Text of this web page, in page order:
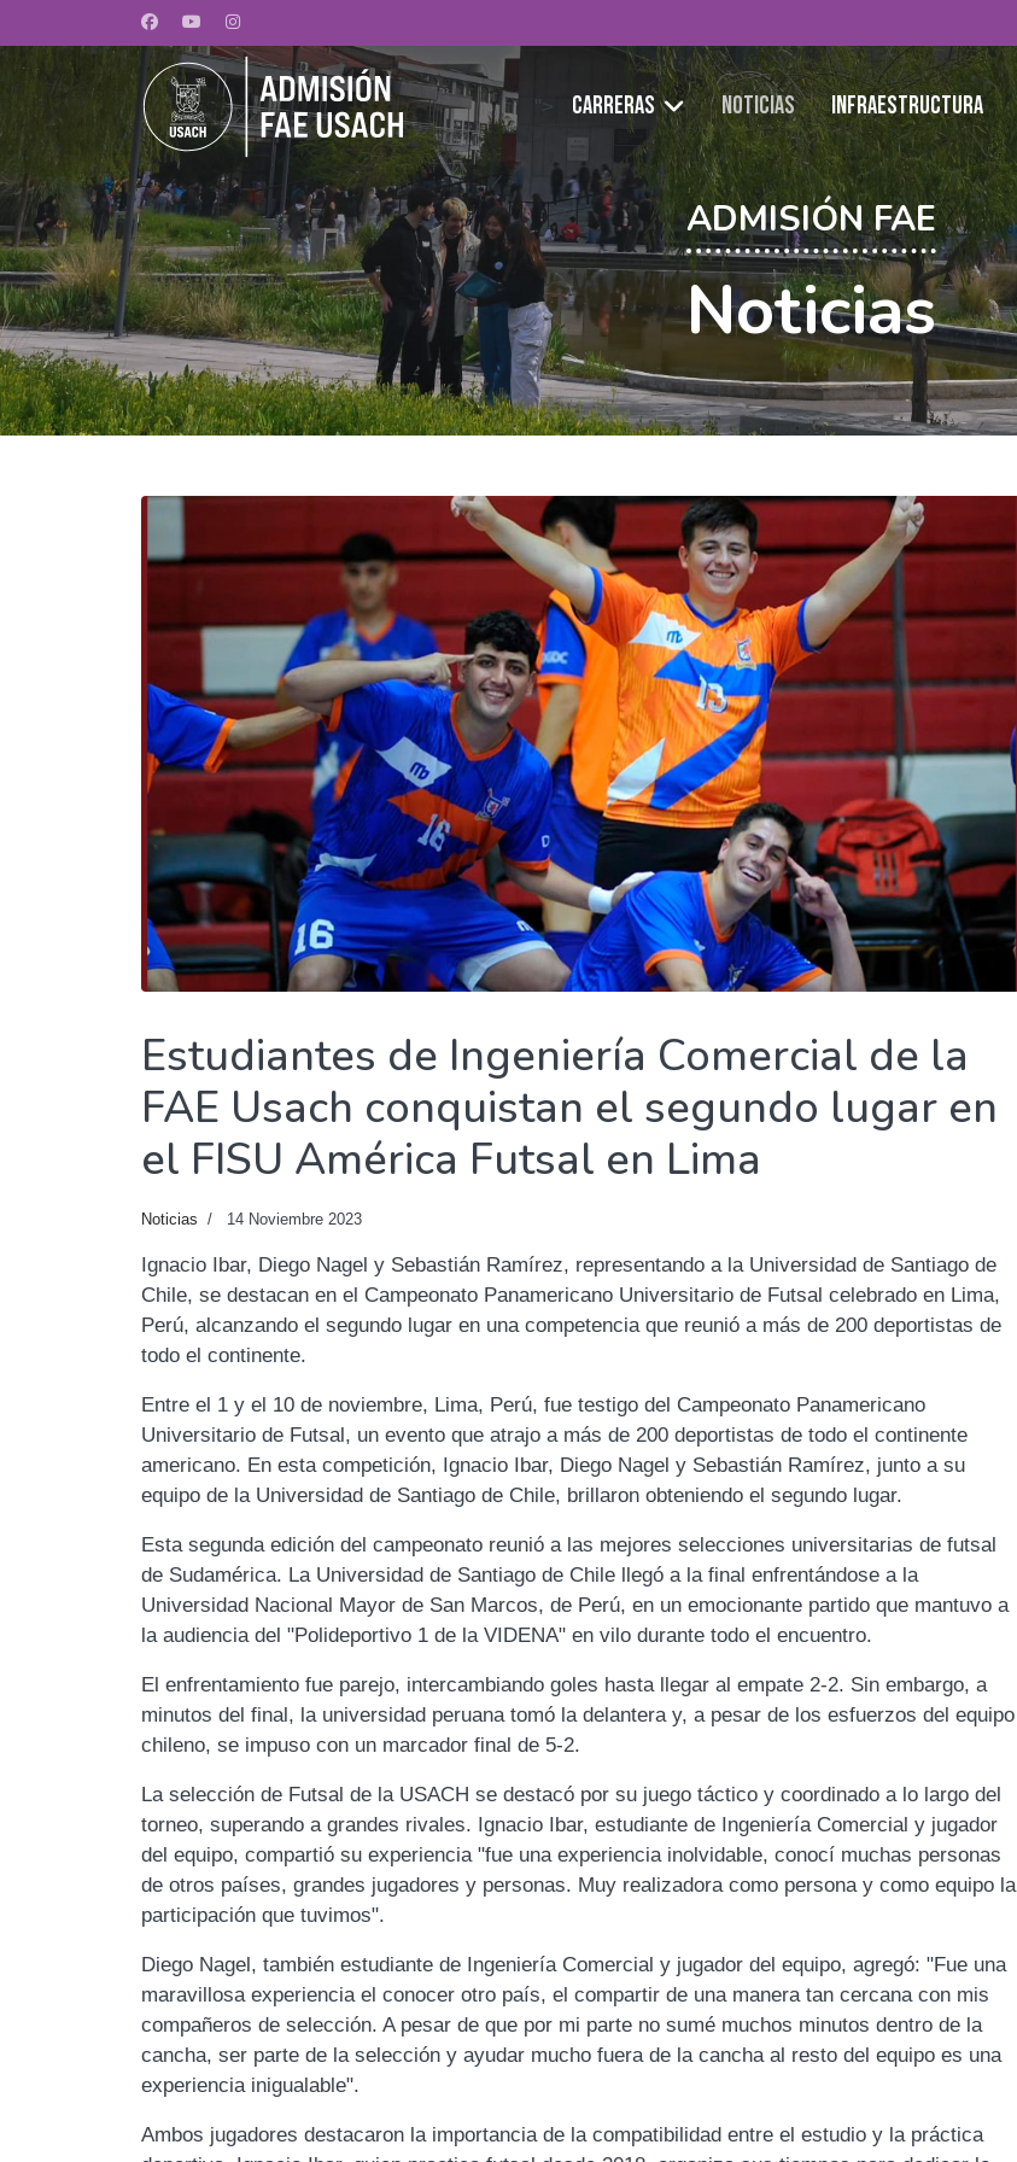
"> Carreras Noticias Infraestructura
ADMISIÓN FAE
Noticias
Estudiantes de Ingeniería Comercial de la
FAE Usach conquistan el segundo lugar en
el FISU América Futsal en Lima
Noticias 14 Noviembre 2023
Ignacio Ibar, Diego Nagel y Sebastián Ramírez, representando a la Universidad de Santiago de
Chile, se destacan en el Campeonato Panamericano Universitario de Futsal celebrado en Lima,
Perú, alcanzando el segundo lugar en una competencia que reunió a más de 200 deportistas de
todo el continente.
Entre el 1 y el 10 de noviembre, Lima, Perú, fue testigo del Campeonato Panamericano
Universitario de Futsal, un evento que atrajo a más de 200 deportistas de todo el continente
americano. En esta competición, Ignacio Ibar, Diego Nagel y Sebastián Ramírez, junto a su
equipo de la Universidad de Santiago de Chile, brillaron obteniendo el segundo lugar.
Esta segunda edición del campeonato reunió a las mejores selecciones universitarias de futsal
de Sudamérica. La Universidad de Santiago de Chile llegó a la final enfrentándose a la
Universidad Nacional Mayor de San Marcos, de Perú, en un emocionante partido que mantuvo a
la audiencia del "Polideportivo 1 de la VIDENA" en vilo durante todo el encuentro.
El enfrentamiento fue parejo, intercambiando goles hasta llegar al empate 2-2. Sin embargo, a
minutos del final, la universidad peruana tomó la delantera y, a pesar de los esfuerzos del equipo
chileno, se impuso con un marcador final de 5-2.
La selección de Futsal de la USACH se destacó por su juego táctico y coordinado a lo largo del
torneo, superando a grandes rivales. Ignacio Ibar, estudiante de Ingeniería Comercial y jugador
del equipo, compartió su experiencia "fue una experiencia inolvidable, conocí muchas personas
de otros países, grandes jugadores y personas. Muy realizadora como persona y como equipo la
participación que tuvimos".
Diego Nagel, también estudiante de Ingeniería Comercial y jugador del equipo, agregó: "Fue una
maravillosa experiencia el conocer otro país, el compartir de una manera tan cercana con mis
compañeros de selección. A pesar de que por mi parte no sumé muchos minutos dentro de la
cancha, ser parte de la selección y ayudar mucho fuera de la cancha al resto del equipo es una
experiencia inigualable".
Ambos jugadores destacaron la importancia de la compatibilidad entre el estudio y la práctica